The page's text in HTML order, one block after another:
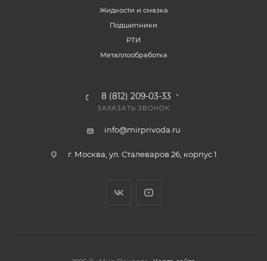
Жидкости и смазка
Подшипники
РТИ
Металлообработка
8 (812) 209-03-33
ЗАКАЗАТЬ ЗВОНОК
info@mirprivoda.ru
г. Москва, ул. Сталеваров 26, корпус 1